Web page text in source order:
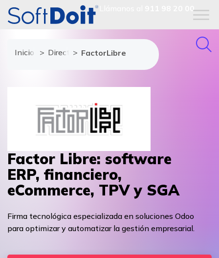
911 98 20 00
Inicio Directorio de proveedores
FactorLibre
Factor Libre: software
ERP, financiero,
eCommerce, TPV y SGA
Firma tecnológica especializada en soluciones Odoo
para optimizar y automatizar la gestión empresarial.